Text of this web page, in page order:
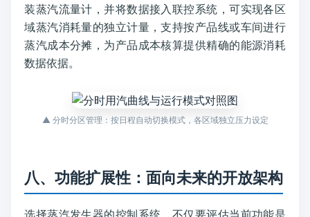
装蒸汽流量计，并将数据接入联控系统，可实现各区
域蒸汽消耗量的独立计量，支持按产品线或车间进行
蒸汽成本分摊，为产品成本核算提供精确的能源消耗
数据依据。
▲ 分时分区管理：按日程自动切换模式，各区域独立压力设定
八、功能扩展性：面向未来的开放架构